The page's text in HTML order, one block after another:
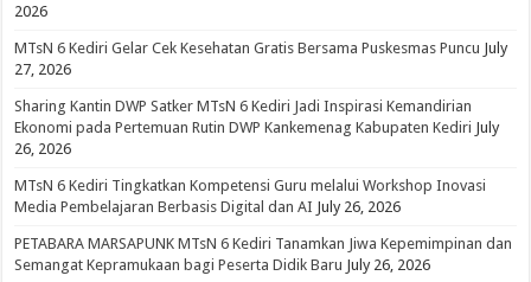
2026
MTsN 6 Kediri Gelar Cek Kesehatan Gratis Bersama Puskesmas Puncu July
27, 2026
Sharing Kantin DWP Satker MTsN 6 Kediri Jadi Inspirasi Kemandirian
Ekonomi pada Pertemuan Rutin DWP Kankemenag Kabupaten Kediri July
26, 2026
MTsN 6 Kediri Tingkatkan Kompetensi Guru melalui Workshop Inovasi
Media Pembelajaran Berbasis Digital dan AI July 26, 2026
PETABARA MARSAPUNK MTsN 6 Kediri Tanamkan Jiwa Kepemimpinan dan
Semangat Kepramukaan bagi Peserta Didik Baru July 26, 2026